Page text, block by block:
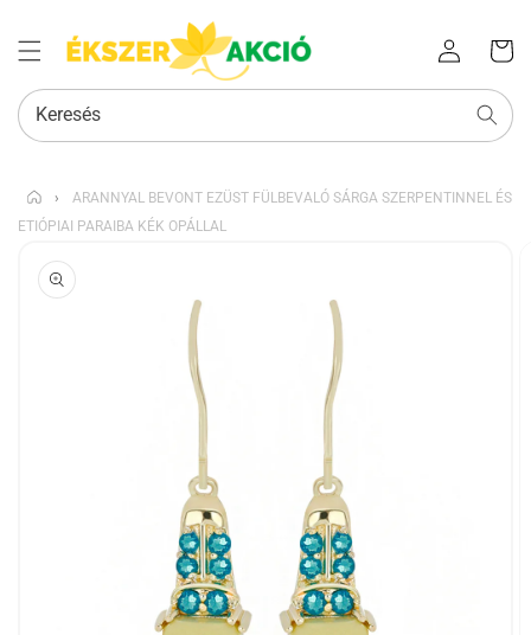
Bejelentkezés
kosara
Keresés
›
ARANNYAL BEVONT EZÜST FÜLBEVALÓ SÁRGA SZERPENTINNEL ÉS
ETIÓPIAI PARAIBA KÉK OPÁLLAL
UGRÁS A
TERMÉKADATOKRA